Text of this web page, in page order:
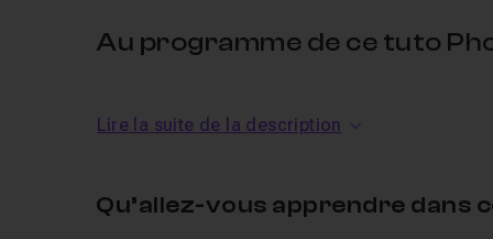
Au programme de ce tuto
composent, nous verrons comment l'utiliser via
bibliothèques, créés par d'autres personnes,
Lire la suite de la description
Qu’allez-vous apprendre dans